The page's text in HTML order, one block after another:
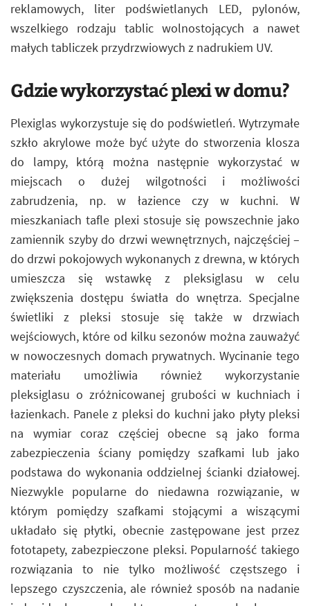
reklamowych, liter podświetlanych LED, pylonów,
wszelkiego rodzaju tablic wolnostojących a nawet
małych tabliczek przydrzwiowych z nadrukiem UV.
Gdzie wykorzystać plexi w domu?
Plexiglas wykorzystuje się do podświetleń. Wytrzymałe
szkło akrylowe może być użyte do stworzenia klosza
do lampy, którą można następnie wykorzystać w
miejscach o dużej wilgotności i możliwości
zabrudzenia, np. w łazience czy w kuchni. W
mieszkaniach tafle plexi stosuje się powszechnie jako
zamiennik szyby do drzwi wewnętrznych, najczęściej –
do drzwi pokojowych wykonanych z drewna, w których
umieszcza się wstawkę z pleksiglasu w celu
zwiększenia dostępu światła do wnętrza. Specjalne
świetliki z pleksi stosuje się także w drzwiach
wejściowych, które od kilku sezonów można zauważyć
w nowoczesnych domach prywatnych. Wycinanie tego
materiału umożliwia również wykorzystanie
pleksiglasu o zróżnicowanej grubości w kuchniach i
łazienkach. Panele z pleksi do kuchni jako płyty pleksi
na wymiar coraz częściej obecne są jako forma
zabezpieczenia ściany pomiędzy szafkami lub jako
podstawa do wykonania oddzielnej ścianki działowej.
Niezwykle popularne do niedawna rozwiązanie, w
którym pomiędzy szafkami stojącymi a wiszącymi
układało się płytki, obecnie zastępowane jest przez
fototapety, zabezpieczone pleksi. Popularność takiego
rozwiązania to nie tylko możliwość częstszego i
lepszego czyszczenia, ale również sposób na nadanie